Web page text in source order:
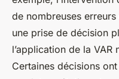
de nombreuses
une prise de décision
l’application de la VAR
Certaines décisions